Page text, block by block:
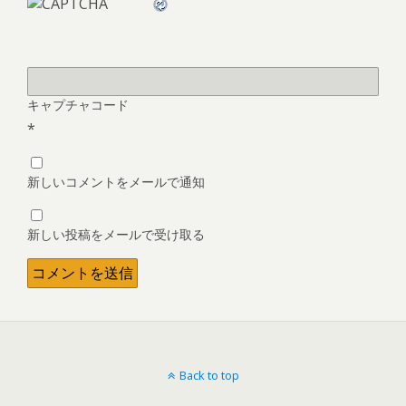
キャプチャコード
*
新しいコメントをメールで通知
新しい投稿をメールで受け取る
Back to top